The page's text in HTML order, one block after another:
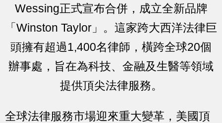
Wessing正式宣布合併，成立全新品牌
「Winston Taylor」。這家跨大西洋法律巨
頭擁有超過1,400名律師，橫跨全球20個
辦事處，旨在為科技、金融及生醫等領域
提供頂尖法律服務。
全球法律服務市場迎來重大變革，美國頂